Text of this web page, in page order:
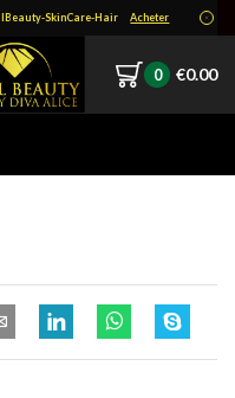
SkinCare-Hair Acheter
0 €0.00